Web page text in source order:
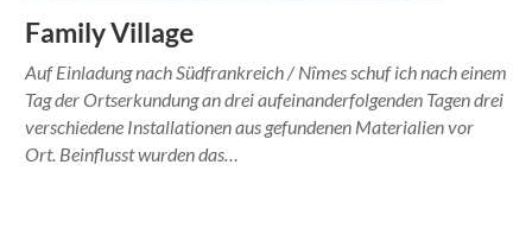
Family Village
Auf Einladung nach Südfrankreich / Nîmes schuf ich nach einem
Tag der Ortserkundung an drei aufeinanderfolgenden Tagen drei
verschiedene Installationen aus gefundenen Materialien vor
Ort. Beinflusst wurden das…